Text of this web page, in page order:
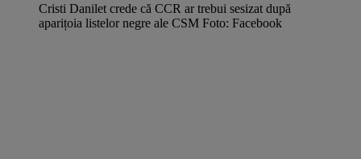
Cristi Danilet crede că CCR ar trebui sesizat după
aparițoia listelor negre ale CSM Foto: Facebook